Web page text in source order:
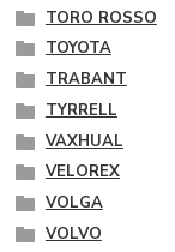
TORO ROSSO
TOYOTA
TRABANT
TYRRELL
VAXHUAL
VELOREX
VOLGA
VOLVO